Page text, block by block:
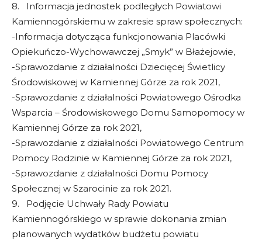
8. Informacja jednostek podległych Powiatowi
Kamiennogórskiemu w zakresie spraw społecznych:
-Informacja dotycząca funkcjonowania Placówki
Opiekuńczo-Wychowawczej „Smyk” w Błażejowie,
-Sprawozdanie z działalności Dziecięcej Świetlicy
Środowiskowej w Kamiennej Górze za rok 2021,
-Sprawozdanie z działalności Powiatowego Ośrodka
Wsparcia – Środowiskowego Domu Samopomocy w
Kamiennej Górze za rok 2021,
-Sprawozdanie z działalności Powiatowego Centrum
Pomocy Rodzinie w Kamiennej Górze za rok 2021,
-Sprawozdanie z działalności Domu Pomocy
Społecznej w Szarocinie za rok 2021.
9. Podjęcie Uchwały Rady Powiatu
Kamiennogórskiego w sprawie dokonania zmian
planowanych wydatków budżetu powiatu